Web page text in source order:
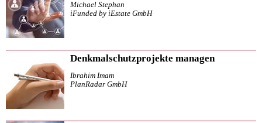
Michael Stephan
iFunded by iEstate GmbH
Denkmalschutzprojekte managen
Ibrahim Imam
PlanRadar GmbH